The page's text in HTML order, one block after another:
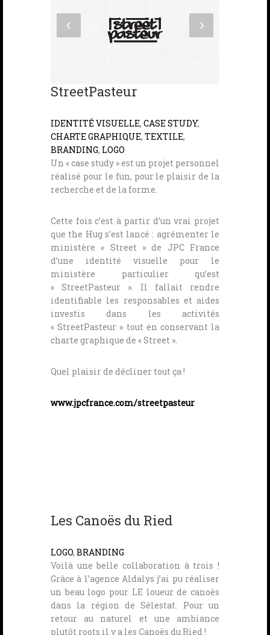
StreetPasteur
IDENTITÉ VISUELLE, CASE STUDY,
CHARTE GRAPHIQUE, TEXTILE,
BRANDING, LOGO
Un « case study » est un projet personnel
réalisé pour le fun, pour le plaisir de la
recherche et de la forme.
Cette fois c’est à partir d’un vrai projet
que the Hug s’est lancé : agrémenter le
ministère « Street » de JPC France
d’une identité visuelle pour le
ministère particulier qu’est
« StreetPasteur ». Il fallait rendre
identifiable les responsables et aides
investis dans les activités
« StreetPasteur » tout en conservant la
charte graphique de « Street ».
Quel plaisir de décliner tout ça !
www.jpcfrance.com/streetpasteur
Les Canoës du Ried
LOGO, BRANDING
Voilà une belle collaboration à trois !
Grâce à l’agence Aldalys j’ai pu réaliser
un beau logo pour LE loueur de canoës
dans la région de Sélestat. Pour un
retour au naturel et une ambiance
plutôt roots il y a les Canoës du Ried !